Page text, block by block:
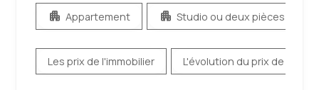
apartment Appartement apartment Studio ou deux pièces
Les prix de l'immobilier L'évolution du prix de